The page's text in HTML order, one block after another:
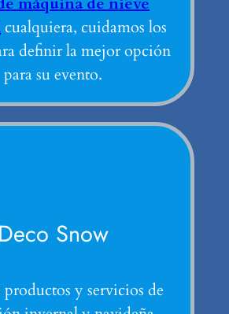
cualquiera, cuidamos los
definir la mejor opción
para su evento.
Deco Snow
y servicios de